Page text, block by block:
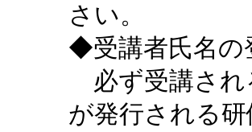
さい。
◆受講者氏名の
必ず受講され
が発行される